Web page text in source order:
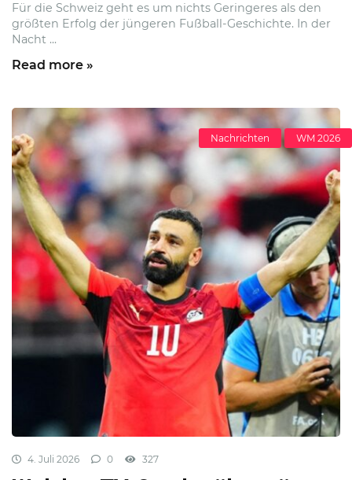
Für die Schweiz geht es um nichts Geringeres als den
größten Erfolg der jüngeren Fußball-Geschichte. In der
Nacht ...
Read more »
Nachrichten WM 2026
4. Juli 2026 0 327